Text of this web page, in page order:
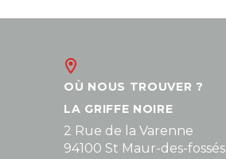
OÙ NOUS TROUVER ?
LA GRIFFE NOIRE
2 Rue de la Varenne
94100 St Maur-des-fossés